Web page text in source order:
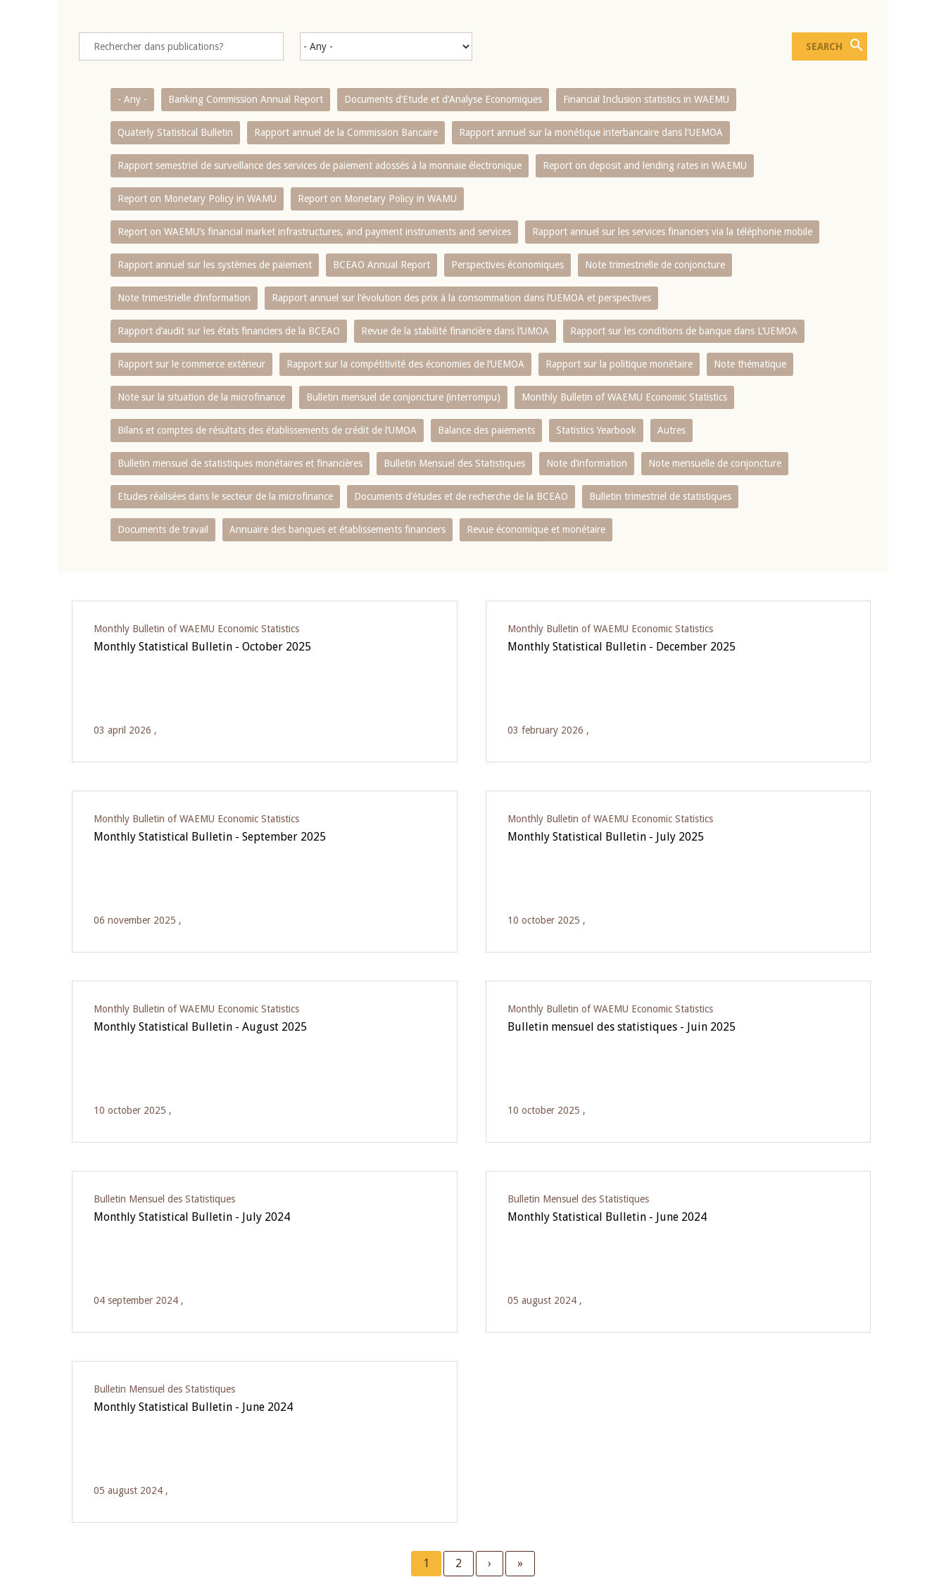
- Any - Banking Commission Annual Report Documents d’Etude et d’Analyse Economiques Financial Inclusion statistics in WAEMU
Quaterly Statistical Bulletin Rapport annuel de la Commission Bancaire Rapport annuel sur la monétique interbancaire dans l'UEMOA
Rapport semestriel de surveillance des services de paiement adossés à la monnaie électronique Report on deposit and lending rates in WAEMU
Report on Monetary Policy in WAMU Report on Monetary Policy in WAMU
Report on WAEMU’s financial market infrastructures, and payment instruments and services Rapport annuel sur les services financiers via la téléphonie mobile
Rapport annuel sur les systèmes de paiement BCEAO Annual Report Perspectives économiques Note trimestrielle de conjoncture
Note trimestrielle d‘information Rapport annuel sur l‘évolution des prix à la consommation dans l‘UEMOA et perspectives
Rapport d‘audit sur les états financiers de la BCEAO Revue de la stabilité financière dans l‘UMOA Rapport sur les conditions de banque dans L‘UEMOA
Rapport sur le commerce extérieur Rapport sur la compétitivité des économies de l‘UEMOA Rapport sur la politique monétaire Note thématique
Note sur la situation de la microfinance Bulletin mensuel de conjoncture (interrompu) Monthly Bulletin of WAEMU Economic Statistics
Bilans et comptes de résultats des établissements de crédit de l‘UMOA Balance des paiements Statistics Yearbook Autres
Bulletin mensuel de statistiques monétaires et financières Bulletin Mensuel des Statistiques Note d’information Note mensuelle de conjoncture
Etudes réalisées dans le secteur de la microfinance Documents d’études et de recherche de la BCEAO Bulletin trimestriel de statistiques
Documents de travail Annuaire des banques et établissements financiers Revue économique et monétaire
Monthly Bulletin of WAEMU Economic Statistics
Monthly Statistical Bulletin - October 2025
03 april 2026 ,
Monthly Bulletin of WAEMU Economic Statistics
Monthly Statistical Bulletin - December 2025
03 february 2026 ,
Monthly Bulletin of WAEMU Economic Statistics
Monthly Statistical Bulletin - September 2025
06 november 2025 ,
Monthly Bulletin of WAEMU Economic Statistics
Monthly Statistical Bulletin - July 2025
10 october 2025 ,
Monthly Bulletin of WAEMU Economic Statistics
Monthly Statistical Bulletin - August 2025
10 october 2025 ,
Monthly Bulletin of WAEMU Economic Statistics
Bulletin mensuel des statistiques - Juin 2025
10 october 2025 ,
Bulletin Mensuel des Statistiques
Monthly Statistical Bulletin - July 2024
04 september 2024 ,
Bulletin Mensuel des Statistiques
Monthly Statistical Bulletin - June 2024
05 august 2024 ,
Bulletin Mensuel des Statistiques
Monthly Statistical Bulletin - June 2024
05 august 2024 ,
Current
1 Page
2
Next
›
Last
»